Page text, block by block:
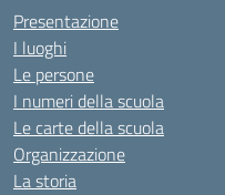
Presentazione
I luoghi
Le persone
I numeri della scuola
Le carte della scuola
Organizzazione
La storia